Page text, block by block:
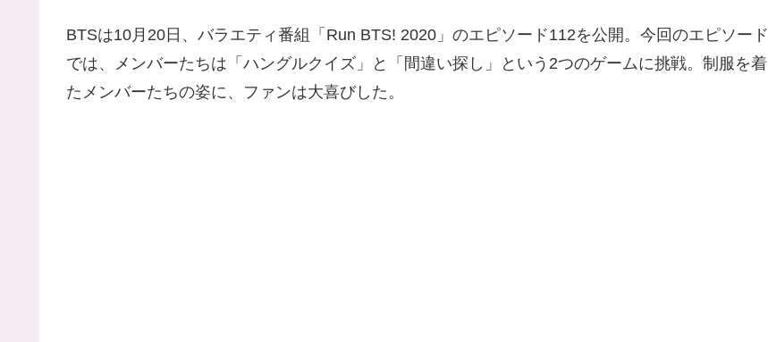
BTSは10月20日、バラエティ番組「Run BTS! 2020」のエピソード112を公開。今回のエピソード
では、メンバーたちは「ハングルクイズ」と「間違い探し」という2つのゲームに挑戦。制服を着
たメンバーたちの姿に、ファンは大喜びした。